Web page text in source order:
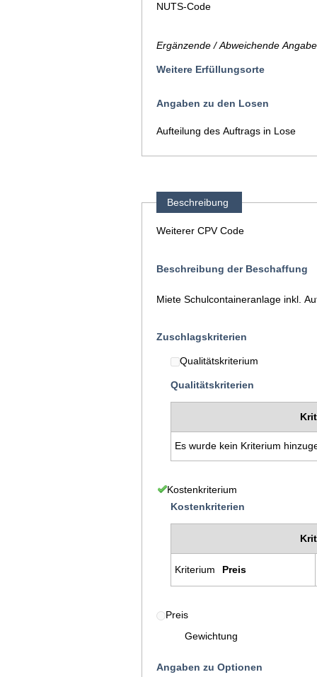
NUTS-Code
Ergänzende / Abweichende
Weitere Erfüllungsorte
Angaben zu den Losen
Aufteilung des Auftrags in Lose
Beschreibung
Weiterer CPV Code
Beschreibung der Beschaffung
Miete Schulcontaineranlage inkl.
Zuschlagskriterien
Qualitätskriterium
Qualitätskriterien
Es wurde kein Kriterium
Kostenkriterium
Kostenkriterien
Kriterium Preis
Preis
Gewichtung
Angaben zu Optionen